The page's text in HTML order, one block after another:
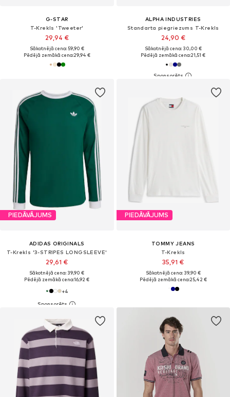
G-STAR
T-Krekls 'Tweeter'
29,94 €
Sākotnējā cena: 59,90 €
Pēdējā zemākā cena:29,94 €
ALPHA INDUSTRIES
Standarta piegriezums T-Krekls
24,90 €
Sākotnējā cena: 30,00 €
Pēdējā zemākā cena:21,51 €
PIEDĀVĀJUMS
ADIDAS ORIGINALS
T-Krekls '3-STRIPES LONGSLEEVE'
29,61 €
Sākotnējā cena: 39,90 €
Pēdējā zemākā cena:16,92 €
+4
PIEDĀVĀJUMS
TOMMY JEANS
T-Krekls
35,91 €
Sākotnējā cena: 39,90 €
Pēdējā zemākā cena:25,42 €